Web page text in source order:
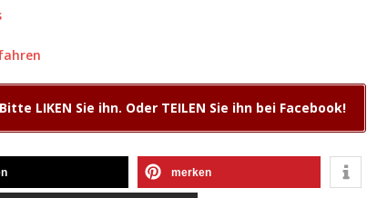
LIKEN Sie ihn. Oder TEILEN Sie ihn bei Facebook!
merken